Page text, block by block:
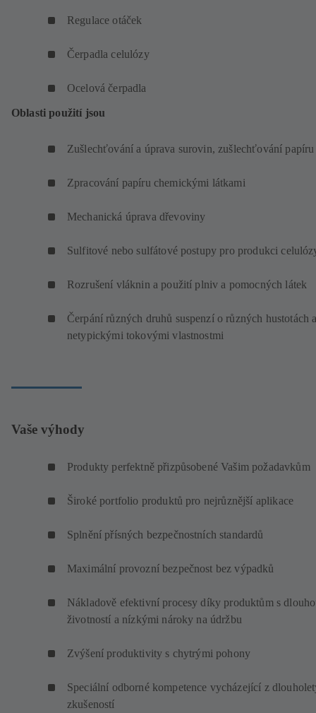
Regulace otáček
Čerpadla celulózy
Ocelová čerpadla
Oblasti použití jsou
Zušlechťování a úprava surovin, zušlechťování papíru
Zpracování papíru chemickými látkami
Mechanická úprava dřevoviny
Sulfitové nebo sulfátové postupy pro produkci
Rozrušení vláknin a použití plniv a pomocných látek
Čerpání různých druhů suspenzí o různých hustotách
netypickými tokovými vlastnostmi
Vaše výhody
Produkty perfektně přizpůsobené Vašim požadavkům
Široké portfolio produktů pro nejrůznější aplikace
Splnění přísných bezpečnostních standardů
Maximální provozní bezpečnost bez výpadků
Nákladově efektivní procesy díky produktům s
životností a nízkými nároky na údržbu
Zvýšení produktivity s chytrými pohony
Speciální odborné kompetence vycházející z
zkušeností